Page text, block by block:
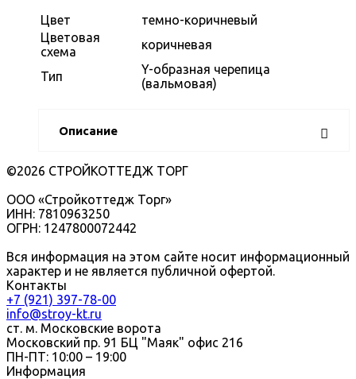
Цвет
темно-коричневый
Цветовая
схема
коричневая
Тип
Y-образная черепица
(вальмовая)
Описание
©2026 СТРОЙКОТТЕДЖ ТОРГ
ООО «Стройкоттедж Торг»
ИНН: 7810963250
ОГРН: 1247800072442
Вся информация на этом сайте носит информационный
характер и не является публичной офертой.
Контакты
+7 (921) 397-78-00
info@stroy-kt.ru
ст. м. Московские ворота
Московский пр. 91 БЦ "Маяк" офис 216
ПН-ПТ: 10:00 – 19:00
Информация